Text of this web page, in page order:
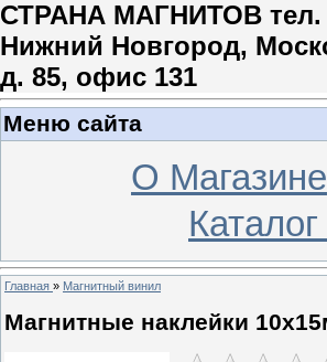
СТРАНА МАГНИТОВ тел.
Нижний Новгород,
д. 85, офис 131
Меню сайта
О Магазине
Главная » Магнитный винил
Магнитные наклейки